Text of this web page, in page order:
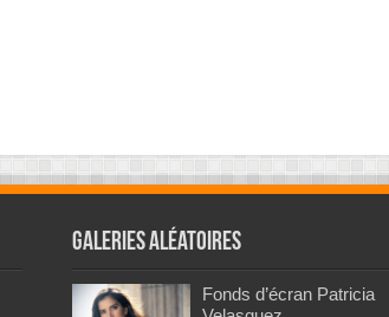
Galeries Aléatoires
Fonds d’écran Patricia